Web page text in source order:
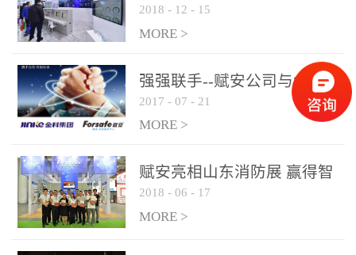
响，基至还会造成人员伤
亡。图像型火灾探测器正
是针对这种高大空间建筑
物的消防设施、设备通过
现场图像的实时获取、预
处理和特征提取分析，实
现火焰的跟踪和识别。能
更早的进行预警，达到早
报早防的效果。 系统构
成示意图： 图像型火灾
赋安F&S 2018上海消防展圆
满落幕
2018 - 12 - 15
MORE >
强强联手--赋安公司与金科
集团达成战略合作协议
2017 - 07 - 21
MORE >
赋安亮相山东消防展 赢得智
慧消防新荣耀
2018 - 06 - 17
MORE >